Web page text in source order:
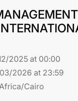
2025 at 00:00
2026 at 23:59
Cairo